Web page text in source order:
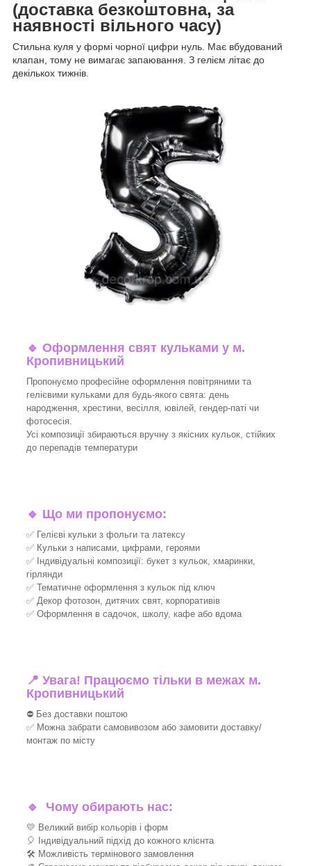
(доставка безкоштовна, за
наявності вільного часу)
Стильна куля у формі чорної цифри нуль. Має вбудований
клапан, тому не вимагає запаювання. З гелієм літає до
декількох тижнів.
🔹 Оформлення свят кульками у м.
Кропивницький
Пропонуємо професійне оформлення повітряними та
гелієвими кульками для будь-якого свята: день
народження, хрестини, весілля, ювілей, гендер-паті чи
фотосесія.
Усі композиції збираються вручну з якісних кульок, стійких
до перепадів температури
🔹 Що ми пропонуємо:
✅ Гелієві кульки з фольги та латексу
✅ Кульки з написами, цифрами, героями
✅ Індивідуальні композиції: букет з кульок, хмаринки,
гірлянди
✅ Тематичне оформлення з кульок під ключ
✅ Декор фотозон, дитячих свят, корпоративів
✅ Оформлення в садочок, школу, кафе або вдома
📍 Увага! Працюємо тільки в межах м.
Кропивницький
⛔ Без доставки поштою
✅ Можна забрати самовивозом або замовити доставку/
монтаж по місту
🔹 Чому обирають нас:
💛 Великий вибір кольорів і форм
🎈 Індивідуальний підхід до кожного клієнта
🛠 Можливість термінового замовлення